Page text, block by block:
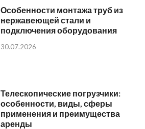
Особенности монтажа труб из
нержавеющей стали и
подключения оборудования
30.07.2026
Телескопические погрузчики:
особенности, виды, сферы
применения и преимущества
аренды